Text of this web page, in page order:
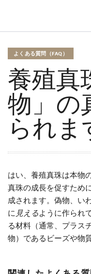
よくある質問（FAQ）
養殖真
物」の
られま
はい、養殖真珠は本物
真珠の成長を促すため
成されます。偽物、い
に 見えるように作られ
る材料（通常、プラス
物）であるビーズや物